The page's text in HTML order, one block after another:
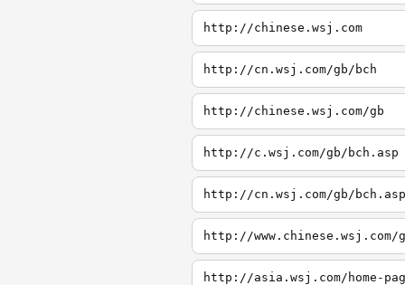
http://chinese.wsj.com
http://cn.wsj.com/gb/bch
http://chinese.wsj.com/gb
http://c.wsj.com/gb/bch.asp
http://cn.wsj.com/gb/bch.asp
http://www.chinese.wsj.com/
http://asia.wsj.com/home-